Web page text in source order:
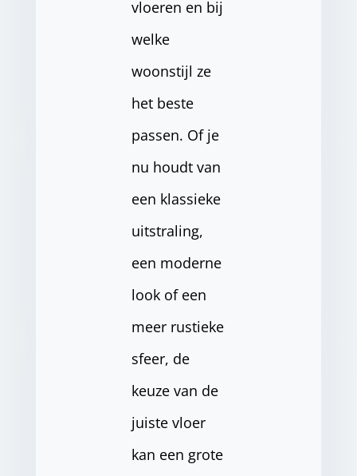
vloeren en bij
welke
woonstijl ze
het beste
passen. Of je
nu houdt van
een klassieke
uitstraling,
een moderne
look of een
meer rustieke
sfeer, de
keuze van de
juiste vloer
kan een grote